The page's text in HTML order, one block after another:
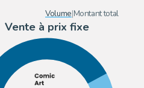
Volume|Montant total
Vente à prix fixe